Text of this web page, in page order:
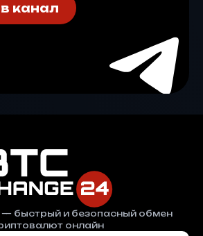
канал
быстрый и безопасный обмен
онлайн